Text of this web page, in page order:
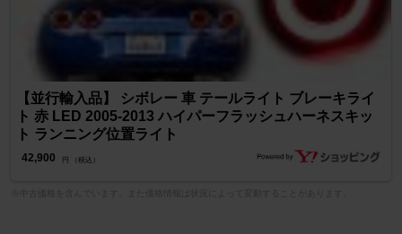
【並行輸入品】 シボレー 車 テールライト ブレーキライ
ト 赤 LED 2005-2013 ハイパーフラッシュハーネスキッ
ト ランニング位置ライト
42,900 円 （税込）